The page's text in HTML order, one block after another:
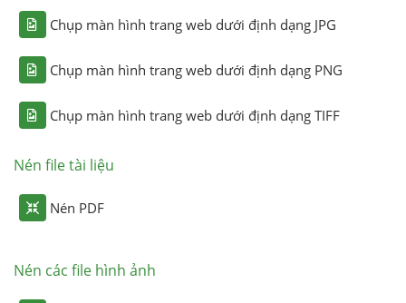
Chụp màn hình trang web dưới định dạng JPG
Chụp màn hình trang web dưới định dạng PNG
Chụp màn hình trang web dưới định dạng TIFF
Nén file tài liệu
Nén PDF
Nén các file hình ảnh